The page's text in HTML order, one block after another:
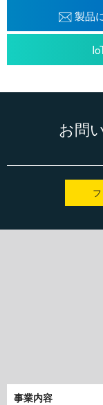
製品
お問
事業内容